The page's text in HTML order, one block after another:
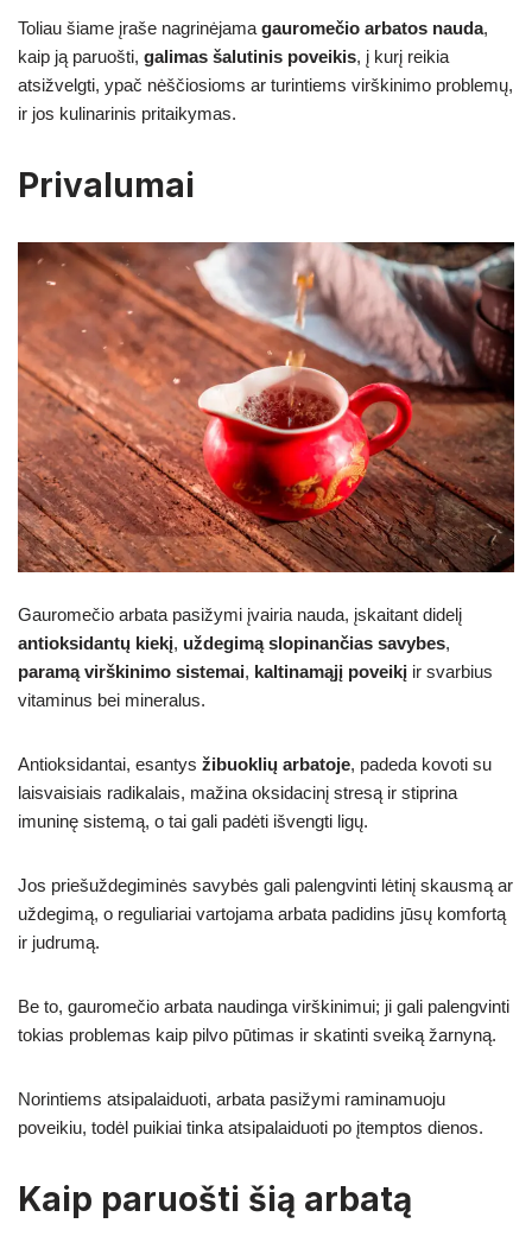
Toliau šiame įraše nagrinėjama gauromečio arbatos nauda,
kaip ją paruošti, galimas šalutinis poveikis, į kurį reikia
atsižvelgti, ypač nėščiosioms ar turintiems virškinimo problemų,
ir jos kulinarinis pritaikymas.
Privalumai
Gauromečio arbata pasižymi įvairia nauda, įskaitant didelį
antioksidantų kiekį, uždegimą slopinančias savybes,
paramą virškinimo sistemai, kaltinamąjį poveikį ir svarbius
vitaminus bei mineralus.
Antioksidantai, esantys žibuoklių arbatoje, padeda kovoti su
laisvaisiais radikalais, mažina oksidacinį stresą ir stiprina
imuninę sistemą, o tai gali padėti išvengti ligų.
Jos priešuždegiminės savybės gali palengvinti lėtinį skausmą ar
uždegimą, o reguliariai vartojama arbata padidins jūsų komfortą
ir judrumą.
Be to, gauromečio arbata naudinga virškinimui; ji gali palengvinti
tokias problemas kaip pilvo pūtimas ir skatinti sveiką žarnyną.
Norintiems atsipalaiduoti, arbata pasižymi raminamuoju
poveikiu, todėl puikiai tinka atsipalaiduoti po įtemptos dienos.
Kaip paruošti šią arbatą